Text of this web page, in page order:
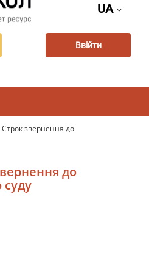
UA
Ввійти
Строк звернення до
до
суду